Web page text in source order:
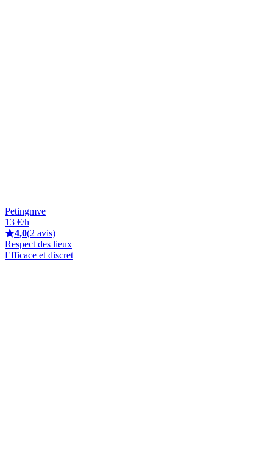
Petingmve
13 €/h
4,0(2 avis)
Respect des lieux
Efficace et discret